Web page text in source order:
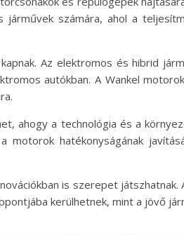
számára, ahol a
Az elektromos és hibrid
autókban. A Wankel
ahogy a technológia és a
motorok hatékonyságának
is szerepet játszhatnak.
kerülhetnek, mint a jövő